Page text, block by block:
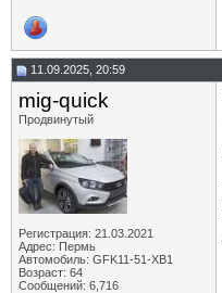
11.09.2025, 20:59
mig-quick
Продвинутый
Регистрация: 21.03.2021
Адрес: Пермь
Автомобиль: GFK11-51-ХВ1
Возраст: 64
Сообщений: 6,716